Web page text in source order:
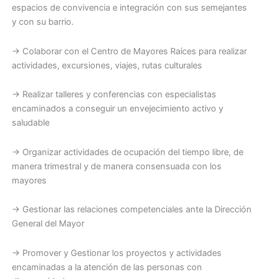
espacios de convivencia e integración con sus semejantes
y con su barrio.
→ Colaborar con el Centro de Mayores Raíces para realizar
actividades, excursiones, viajes, rutas culturales
→ Realizar talleres y conferencias con especialistas
encaminados a conseguir un envejecimiento activo y
saludable
→ Organizar actividades de ocupación del tiempo libre, de
manera trimestral y de manera consensuada con los
mayores
→ Gestionar las relaciones competenciales ante la Dirección
General del Mayor
→ Promover y Gestionar los proyectos y actividades
encaminadas a la atención de las personas con